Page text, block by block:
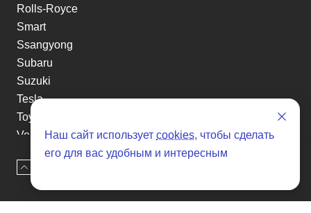
Rolls-Royce
Smart
Ssangyong
Subaru
Suzuki
Tesla
Toyota
Volkswagen
Xin yuan
Наш сайт использует cookies, чтобы сделать
его для вас удобным и интересным